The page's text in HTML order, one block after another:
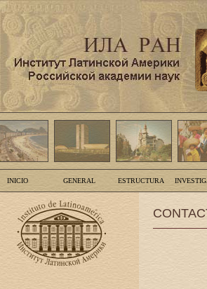
INICIO GENERAL ESTRUCTURA